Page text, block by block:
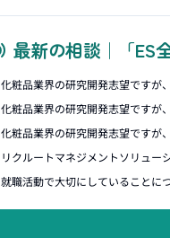
最新の相談｜「ES
化粧品業界の研究開発志望ですが
化粧品業界の研究開発志望ですが
化粧品業界の研究開発志望ですが
リクルートマネジメントソリュー
就職活動で大切にしていることに